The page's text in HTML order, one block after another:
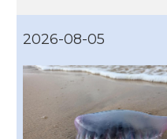
2026-08-05